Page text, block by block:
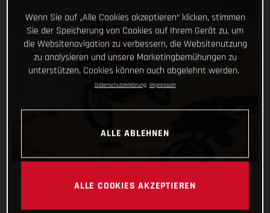
Wenn Sie auf „Alle Cookies akzeptieren“ klicken, stimmen
Sie der Speicherung von Cookies auf Ihrem Gerät zu, um
die Websitenavigation zu verbessern, die Websitenutzung
zu analysieren und unsere Marketingbemühungen zu
unterstützen. Cookies können auch abgelehnt werden.
Datenschutzerklärung Impressum
ALLE ABLEHNEN
ALLE COOKIES AKZEPTIEREN